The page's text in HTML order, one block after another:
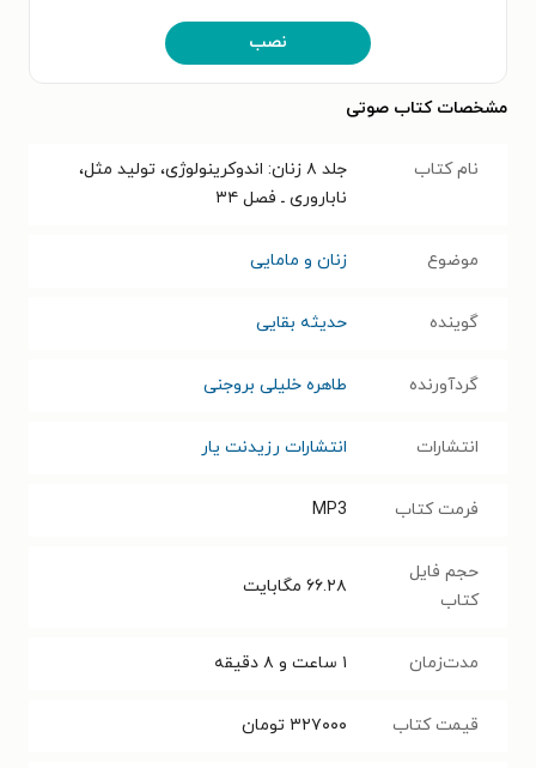
نصب
مشخصات کتاب صوتی
نام کتاب
جلد ۸ زنان: اندوکرینولوژی، تولید مثل،
ناباروری ـ فصل ۳۴
موضوع زنان و مامایی
گوینده حدیثه بقایی
گردآورنده طاهره خلیلی بروجنی
انتشارات انتشارات رزیدنت یار
فرمت کتاب MP3
حجم فایل
کتاب
۶۶.۲۸ مگابایت
مدت‌زمان ۱ ساعت و ۸ دقیقه
قیمت کتاب ۳۲۷۰۰۰ تومان